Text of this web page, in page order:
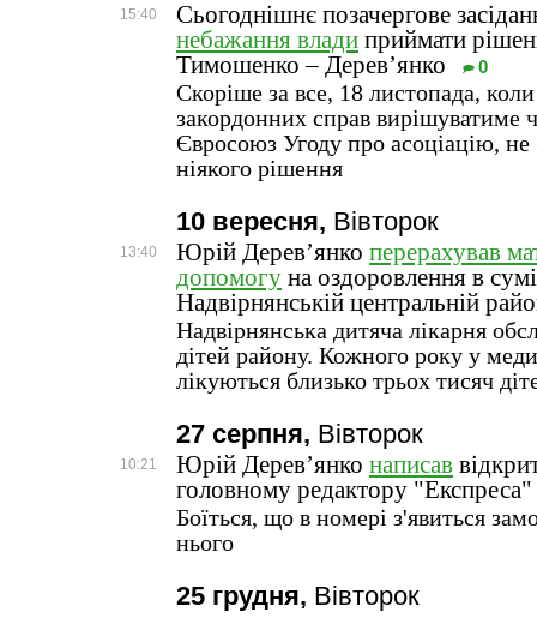
15:40
Сьогоднішнє позачергове
небажання влади приймати
Тимошенко – Дерев’янко
0
Скоріше за все, 18 листопада,
закордонних справ вирішуватиме
Євросоюз Угоду про асоціацію, не
ніякого рішення
10 вересня, Вівторок
13:40 Юрій Дерев’янко перерахував
допомогу на оздоровлення в
Надвірнянській центральній
Надвірнянська дитяча лікарня
дітей району. Кожного року у
лікуються близько трьох тисяч
27 серпня, Вівторок
10:21 Юрій Дерев’янко написав
головному редактору "Експреса"
Боїться, що в номері з'явиться
нього
25 грудня, Вівторок